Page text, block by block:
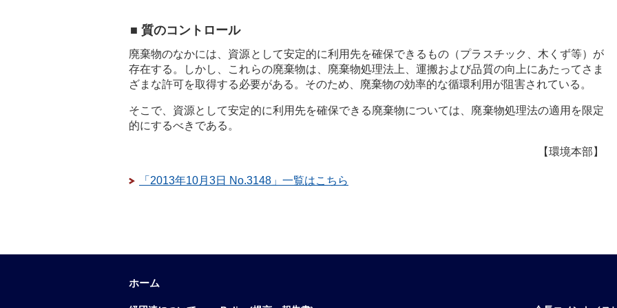
■ 質のコントロール
廃棄物のなかには、資源として安定的に利用先を確保できるもの（プラスチック、木くず等）が
存在する。しかし、これらの廃棄物は、廃棄物処理法上、運搬および品質の向上にあたってさま
ざまな許可を取得する必要がある。そのため、廃棄物の効率的な循環利用が阻害されている。
そこで、資源として安定的に利用先を確保できる廃棄物については、廃棄物処理法の適用を限定
的にするべきである。
【環境本部】
「2013年10月3日 No.3148」一覧はこちら
ホーム